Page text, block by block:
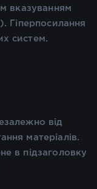
вказуванням
Гіперпосилання
систем.
від
матеріалів.
в підзаголовку